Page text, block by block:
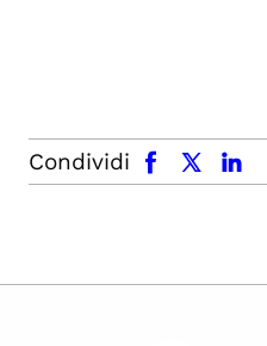
Condividi
facebook x.com linkedin